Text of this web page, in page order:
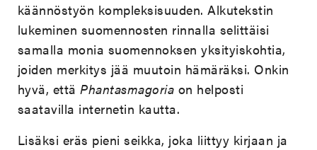
käännöstyön kompleksisuuden. Alkutekstin
lukeminen suomennosten rinnalla selittäisi
samalla monia suomennoksen yksityiskohtia,
joiden merkitys jää muutoin hämäräksi. Onkin
hyvä, ettäPhantasmagoria on helposti
saatavilla internetin kautta.
Lisäksi eräs pieni seikka, joka liittyy kirjaan ja